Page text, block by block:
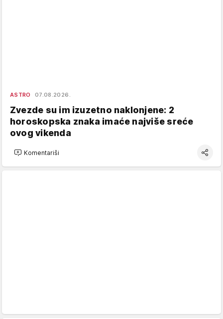
ASTRO 07.08.2026.
Zvezde su im izuzetno naklonjene: 2
horoskopska znaka imaće najviše sreće
ovog vikenda
Komentariši